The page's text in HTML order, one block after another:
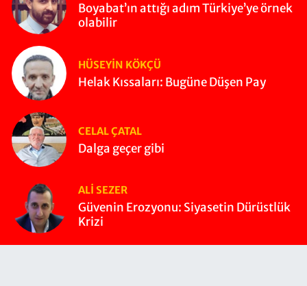
Boyabat’ın attığı adım Türkiye’ye örnek
olabilir
HÜSEYIN KÖKÇÜ
Helak Kıssaları: Bugüne Düşen Pay
CELAL ÇATAL
Dalga geçer gibi
ALI SEZER
Güvenin Erozyonu: Siyasetin Dürüstlük
Krizi